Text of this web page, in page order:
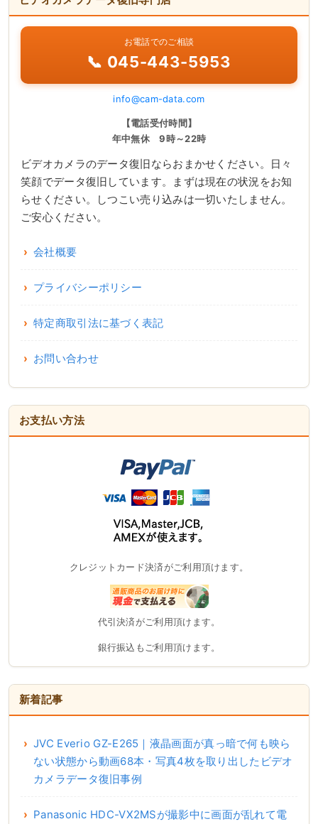
お電話でのご相談
📞 045-443-5953
info@cam-data.com
【電話受付時間】
年中無休 9時～22時
ビデオカメラのデータ復旧ならおまかせください。日々
笑顔でデータ復旧しています。まずは現在の状況をお知
らせください。しつこい売り込みは一切いたしません。
ご安心ください。
会社概要
プライバシーポリシー
特定商取引法に基づく表記
お問い合わせ
お支払い方法
クレジットカード決済がご利用頂けます。
代引決済がご利用頂けます。
銀行振込もご利用頂けます。
新着記事
JVC Everio GZ-E265｜液晶画面が真っ暗で何も映ら
ない状態から動画68本・写真4枚を取り出したビデオ
カメラデータ復旧事例
Panasonic HDC-VX2MSが撮影中に画面が乱れて電